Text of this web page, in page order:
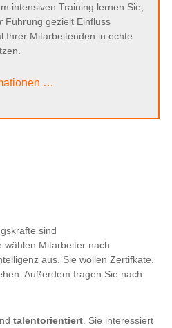
intensiven Training lernen Sie,
Führung gezielt Einfluss
Ihrer Mitarbeitenden in echte
…
sind
wählen Mitarbeiter nach
aus. Sie wollen Zertifkate,
Außerdem fragen Sie nach
talentorientiert. Sie interessiert